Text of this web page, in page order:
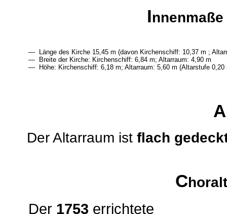
I
— Länge des Kirche 15,45 m (davon Kirchenschiff: 10,37 m ;
— Breite der Kirche: Kirchenschiff: 6,84 m; Altarraum: 4,90 m
— Höhe: Kirchenschiff: 6,18 m; Altarraum: 5,60 m (Altarstufe 0,20
A
Der Altarraum ist flach
C
Der 1753 errichtete